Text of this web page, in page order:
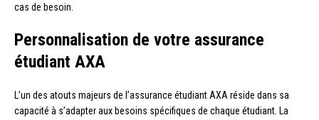
cas de besoin.
Personnalisation de votre assurance
étudiant AXA
L’un des atouts majeurs de l’assurance étudiant AXA réside dans sa
capacité à s’adapter aux besoins spécifiques de chaque étudiant. La